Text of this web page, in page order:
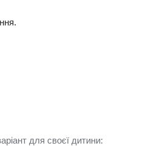
для своєї дитини: